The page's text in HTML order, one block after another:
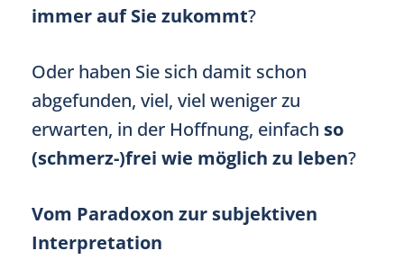
immer auf Sie zukommt?
Oder haben Sie sich damit schon
abgefunden, viel, viel weniger zu
erwarten, in der Hoffnung, einfach so
(schmerz-)frei wie möglich zu leben?
Vom Paradoxon zur subjektiven
Interpretation